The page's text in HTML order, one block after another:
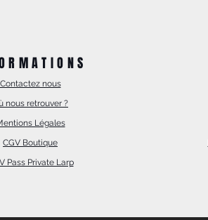
Contactez nous
nous retrouver ?
Légales
CGV Boutique
Pass Private Larp